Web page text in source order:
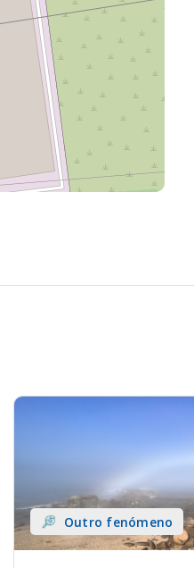
Outro fenómeno